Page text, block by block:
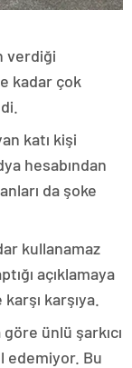
verdiği
kadar çok
katı kişi
hesabından
da şoke
kullanamaz
açıklamaya
karşıya.
göre ünlü şarkıcı
edemiyor. Bu